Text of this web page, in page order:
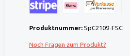
Produktnummer: SpC2109-FSC
Noch Fragen zum Produkt?